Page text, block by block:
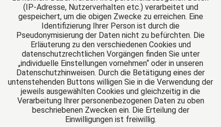
E-Mail:info@mkd-kanzlei.de
Das europäische Kanzlei-Netzwerk
(IP-Adresse, Nutzerverhalten etc.) verarbeitet und
gespeichert, um die obigen Zwecke zu erreichen. Eine
Identifizierung Ihrer Person ist durch die
Pseudonymisierung der Daten nicht zu befürchten. Die
Erläuterung zu den verschiedenen Cookies und
datenschutzrechtlichen Vorgängen finden Sie unter
„individuelle Einstellungen vornehmen“ oder in unseren
Datenschutzhinweisen. Durch die Betätigung eines der
untenstehenden Buttons willigen Sie in die Verwendung der
jeweils ausgewählten Cookies und gleichzeitig in die
Verarbeitung Ihrer personenbezogenen Daten zu oben
beschriebenen Zwecken ein. Die Erteilung der
Einwilligungen ist freiwillig.